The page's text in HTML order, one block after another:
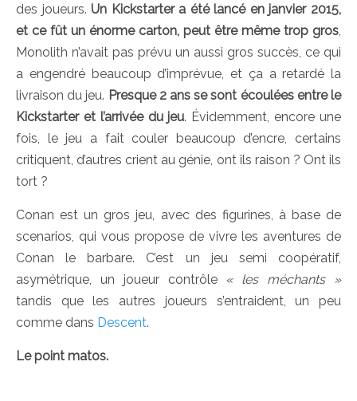
des joueurs.Un Kickstarter a été lancé en janvier 2015,
et ce fût un énorme carton, peut être même trop gros,
Monolith n’avait pas prévu un aussi gros succès, ce qui
a engendré beaucoup d’imprévue, et ça a retardé la
livraison du jeu. Presque 2 ans se sont écoulées entre le
Kickstarter et l’arrivée du jeu. Évidemment, encore une
fois, le jeu a fait couler beaucoup d’encre, certains
critiquent, d’autres crient au génie, ont ils raison ? Ont ils
tort ?
Conan est un gros jeu, avec des figurines, à base de
scenarios, qui vous propose de vivre les aventures de
Conan le barbare. C’est un jeu semi coopératif,
asymétrique, un joueur contrôle « les méchants »
tandis que les autres joueurs s’entraident, un peu
comme dans Descent.
Le point matos.